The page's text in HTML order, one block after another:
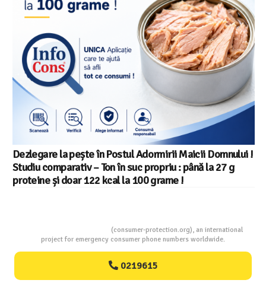
Domnului !
la 27 g
Salariul minim in Europa in 2026 –
din 22 in UE
(consumer-protection.org), an international
project for emergency consumer phone numbers worldwide.
0219615